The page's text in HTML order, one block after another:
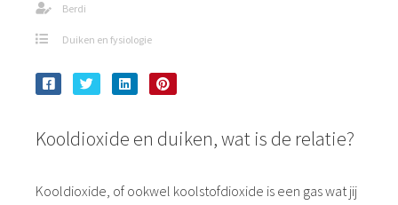
Berdi
Duiken en fysiologie
Kooldioxide en duiken, wat is de relatie?
Kooldioxide, of ookwel koolstofdioxide is een gas wat jij